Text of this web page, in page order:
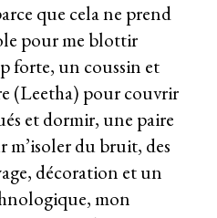
que cela ne prend
pour me blottir
forte, un coussin et
(Leetha) pour couvrir
et dormir, une paire
m’isoler du bruit, des
décoration et un
mon